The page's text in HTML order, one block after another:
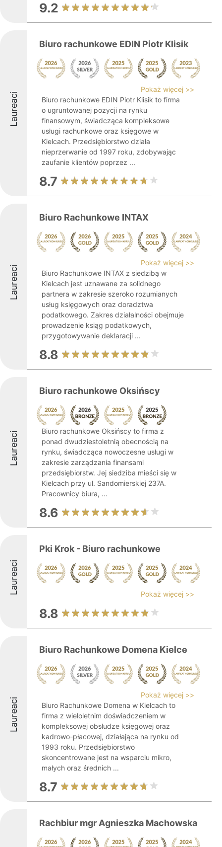
9.2
Laureaci
Biuro rachunkowe EDIN Piotr Klisik
Pokaż więcej >>
Biuro rachunkowe EDIN Piotr Klisik to firma
o ugruntowanej pozycji na rynku
finansowym, świadcząca kompleksowe
usługi rachunkowe oraz księgowe w
Kielcach. Przedsiębiorstwo działa
nieprzerwanie od 1997 roku, zdobywając
zaufanie klientów poprzez ...
8.7
Laureaci
Biuro Rachunkowe INTAX
Pokaż więcej >>
Biuro Rachunkowe INTAX z siedzibą w
Kielcach jest uznawane za solidnego
partnera w zakresie szeroko rozumianych
usług księgowych oraz doradztwa
podatkowego. Zakres działalności obejmuje
prowadzenie ksiąg podatkowych,
przygotowywanie deklaracji ...
8.8
Laureaci
Biuro rachunkowe Oksińscy
Biuro rachunkowe Oksińscy to firma z
ponad dwudziestoletnią obecnością na
rynku, świadcząca nowoczesne usługi w
zakresie zarządzania finansami
przedsiębiorstw. Jej siedziba mieści się w
Kielcach przy ul. Sandomierskiej 237A.
Pracownicy biura, ...
8.6
Laureaci
Pki Krok - Biuro rachunkowe
Pokaż więcej >>
8.8
Laureaci
Biuro Rachunkowe Domena Kielce
Pokaż więcej >>
Biuro Rachunkowe Domena w Kielcach to
firma z wieloletnim doświadczeniem w
kompleksowej obsłudze księgowej oraz
kadrowo-płacowej, działająca na rynku od
1993 roku. Przedsiębiorstwo
skoncentrowane jest na wsparciu mikro,
małych oraz średnich ...
8.7
Rachbiur mgr Agnieszka Machowska